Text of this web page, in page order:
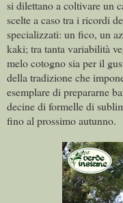
si dilettano a coltivare un
scelte a caso tra i ricordi
specializzati: un fico, un
kaki; tra tanta variabilità
melo cotogno sia per il
della tradizione che
esemplare di prepararne
decine di formelle di
fino al prossimo autunno.